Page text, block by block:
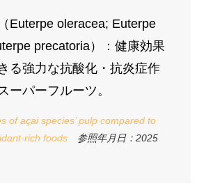
Euterpe oleracea; Euterpe
precatoria）：健康効果
る強力な抗酸化・抗炎症作
ーパーフルーツ。
of açai species’ pulp compared to
rich foods 参照年月日：2025